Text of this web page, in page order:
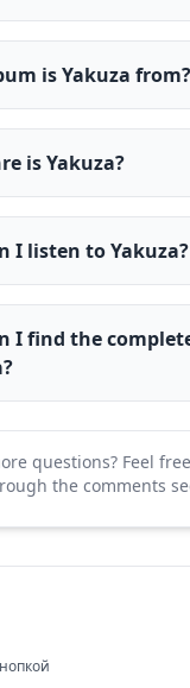
is Yakuza from?
is Yakuza?
I listen to Yakuza?
I find the
questions? Feel
the comments